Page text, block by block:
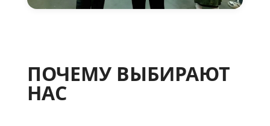
ПОЧЕМУ ВЫБИРАЮТ
НАС